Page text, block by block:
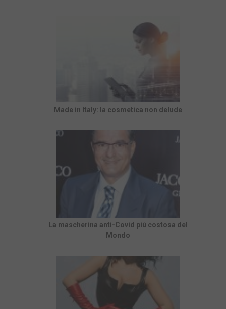
Made in Italy: la cosmetica non delude
La mascherina anti-Covid più costosa del
Mondo